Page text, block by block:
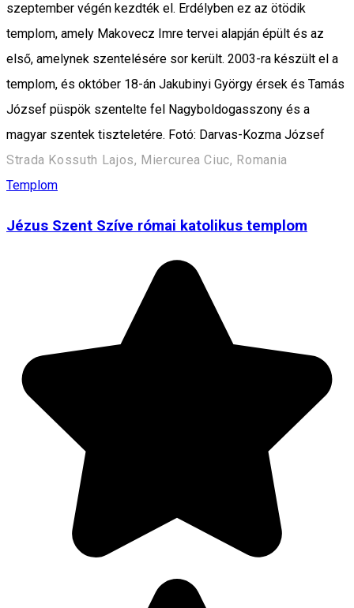
szeptember végén kezdték el. Erdélyben ez az ötödik
templom, amely Makovecz Imre tervei alapján épült és az
első, amelynek szentelésére sor került. 2003-ra készült el a
templom, és október 18-án Jakubinyi György érsek és Tamás
József püspök szentelte fel Nagyboldogasszony és a
magyar szentek tiszteletére. Fotó: Darvas-Kozma József
Strada Kossuth Lajos, Miercurea Ciuc, Romania
Templom
Jézus Szent Szíve római katolikus templom